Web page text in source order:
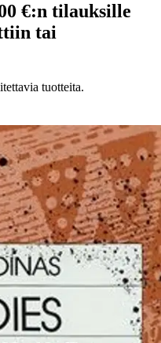
€:n tilauksille
tai
tuotteita.